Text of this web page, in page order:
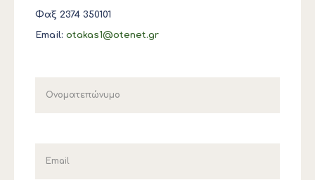
Φαξ 2374 350101
Email: otakas1@otenet.gr